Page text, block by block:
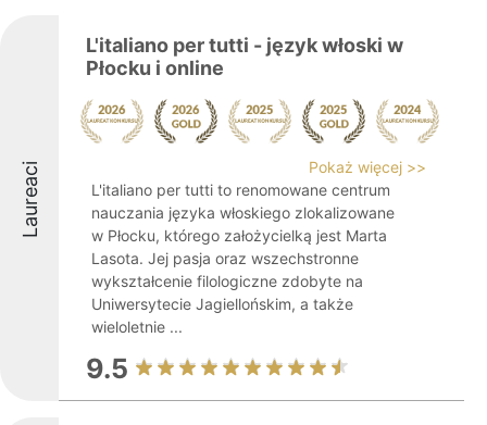
Laureaci
L'italiano per tutti - język włoski w
Płocku i online
Pokaż więcej >>
L'italiano per tutti to renomowane centrum
nauczania języka włoskiego zlokalizowane
w Płocku, którego założycielką jest Marta
Lasota. Jej pasja oraz wszechstronne
wykształcenie filologiczne zdobyte na
Uniwersytecie Jagiellońskim, a także
wieloletnie ...
9.5